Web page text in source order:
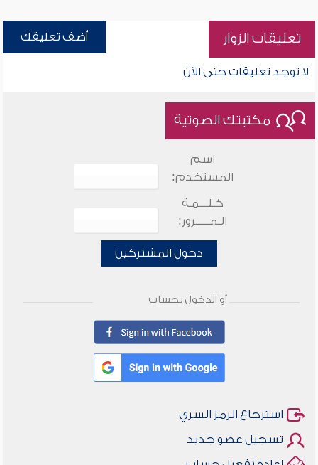
تعليقات الزوار أضف تعليقك
لا توجد تعليقات حتى الآن
مكتبتك الصوتية
اسم
المستخدم:
كـلـــمـة
الـمـــــرور:
دخول المشتركين
أو الدخول بحساب
استرجاع الرمز السري
تسجيل عضو جديد